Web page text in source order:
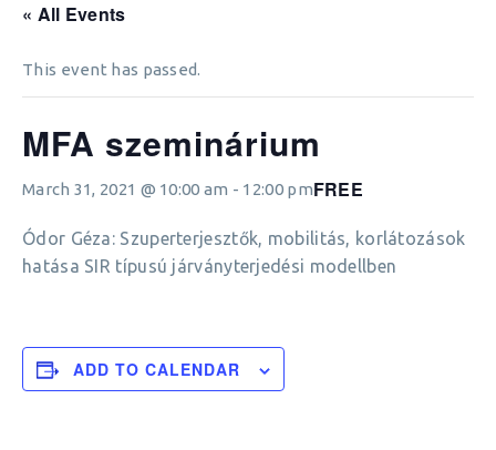
« All Events
This event has passed.
MFA szeminárium
March 31, 2021 @ 10:00 am - 12:00 pmFREE
Ódor Géza: Szuperterjesztők, mobilitás, korlátozások
hatása SIR típusú járványterjedési modellben
ADD TO CALENDAR